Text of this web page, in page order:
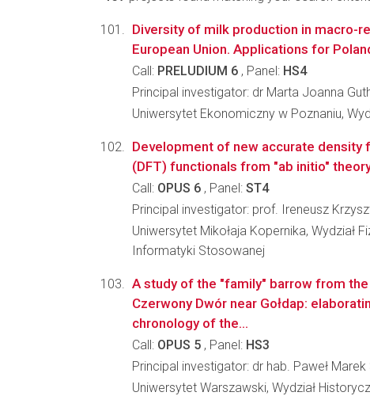
Diversity of milk production in macro-
European Union. Applications for
Call: PRELUDIUM 6 , Panel: HS4
Principal investigator: dr Marta Joanna
Uniwersytet Ekonomiczny w Poznaniu,
Development of new accurate density
(DFT) functionals from "ab initio"
Call: OPUS 6 , Panel: ST4
Principal investigator: prof. Ireneusz
Uniwersytet Mikołaja Kopernika, Wydział
Informatyki Stosowanej
A study of the "family" barrow from
Czerwony Dwór near Gołdap:
chronology of the...
Call: OPUS 5 , Panel: HS3
Principal investigator: dr hab. Paweł
Uniwersytet Warszawski, Wydział